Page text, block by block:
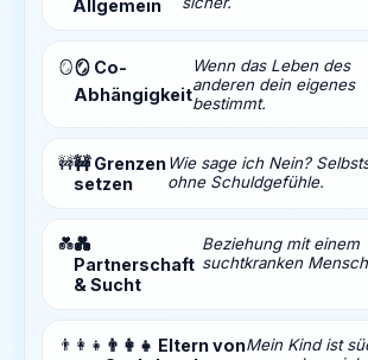
Allgemein
🪞🪞 Co-
Abhängigkeit
Wenn das Leben des
anderen dein eigenes
bestimmt.
🚧🚧 Grenzen
setzen
Wie sage ich Nein?
ohne Schuldgefühle.
💑💑
Partnerschaft
& Sucht
Beziehung mit einem
suchtkranken
👨‍👩‍👧 👨‍👩‍👧 Eltern vonMein Kind ist